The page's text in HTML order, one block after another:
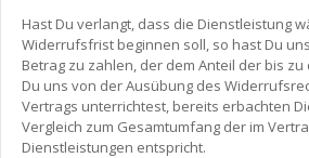
Hast Du verlangt, dass die Dienstleistung
Widerrufsfrist beginnen soll, so hast Du
Betrag zu zahlen, der dem Anteil der bis
Du uns von der Ausübung des
Vertrags unterrichtest, bereits erbachten
Vergleich zum Gesamtumfang der im
Dienstleistungen entspricht.